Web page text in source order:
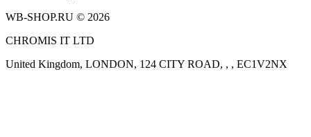
WB-SHOP.RU © 2026
CHROMIS IT LTD
United Kingdom, LONDON, 124 CITY ROAD, , , EC1V2NX